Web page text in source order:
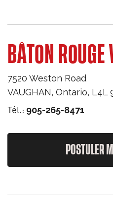
BÂTON ROUGE
7520 Weston Road
VAUGHAN, Ontario, L4L
Tél.: 905-265-8471
POSTULER